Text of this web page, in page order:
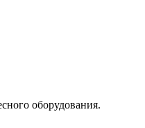
оборудования.